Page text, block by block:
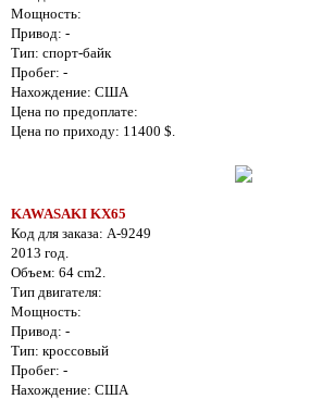
Мощность:
Привод: -
Тип: спорт-байк
Пробег: -
Нахождение: США
Цена по предоплате:
Цена по приходу: 11400 $.
KAWASAKI KX65
Код для заказа: A-9249
2013 год.
Объем: 64 cm2.
Тип двигателя:
Мощность:
Привод: -
Тип: кроссовый
Пробег: -
Нахождение: США